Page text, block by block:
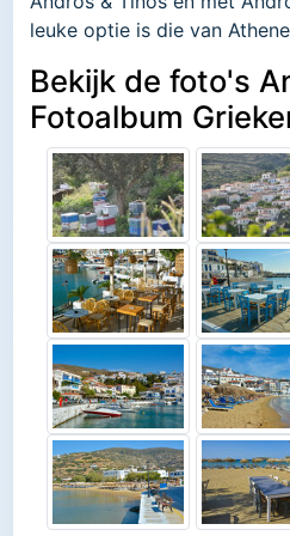
leuke optie is die van
Bekijk de foto's
Fotoalbum